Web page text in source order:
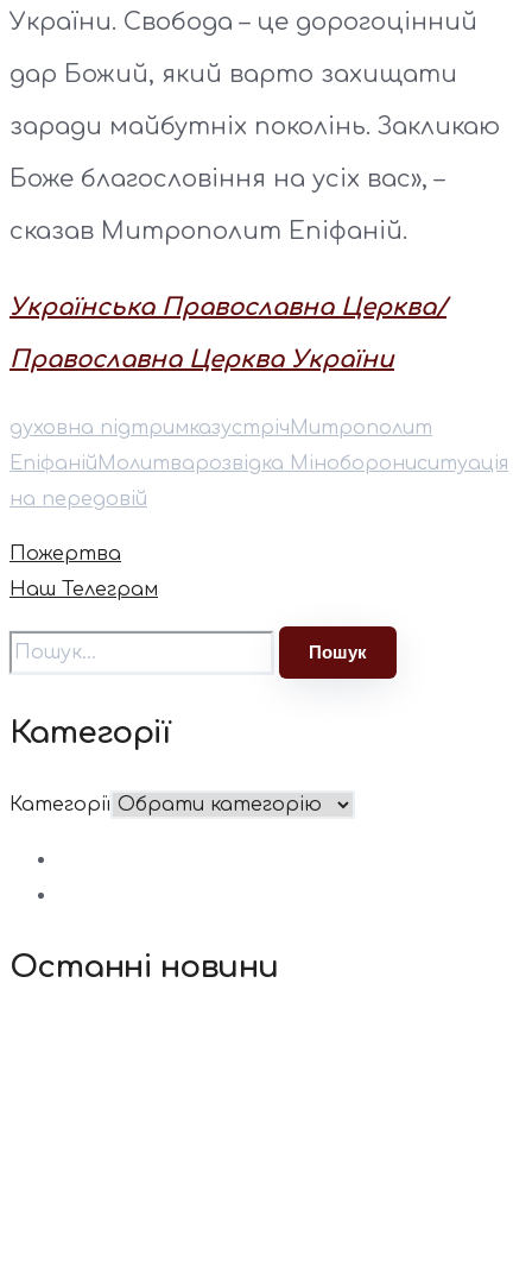
України. Свобода – це дорогоцінний
дар Божий, який варто захищати
заради майбутніх поколінь. Закликаю
Боже благословіння на усіх вас», –
сказав Митрополит Епіфаній.
Українська Православна Церква/
Православна Церква України
духовна підтримказустріч ⁠Митрополит
Епіфаній Молитварозвідка Міноборониситуація
на передовій
Пожертва
Наш Телеграм
Категорії
Категорії
Останні новини